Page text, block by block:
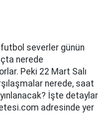
severler günün
nerede
Peki 22 Mart Salı
nerede, saat
İşte detaylar
adresinde yer